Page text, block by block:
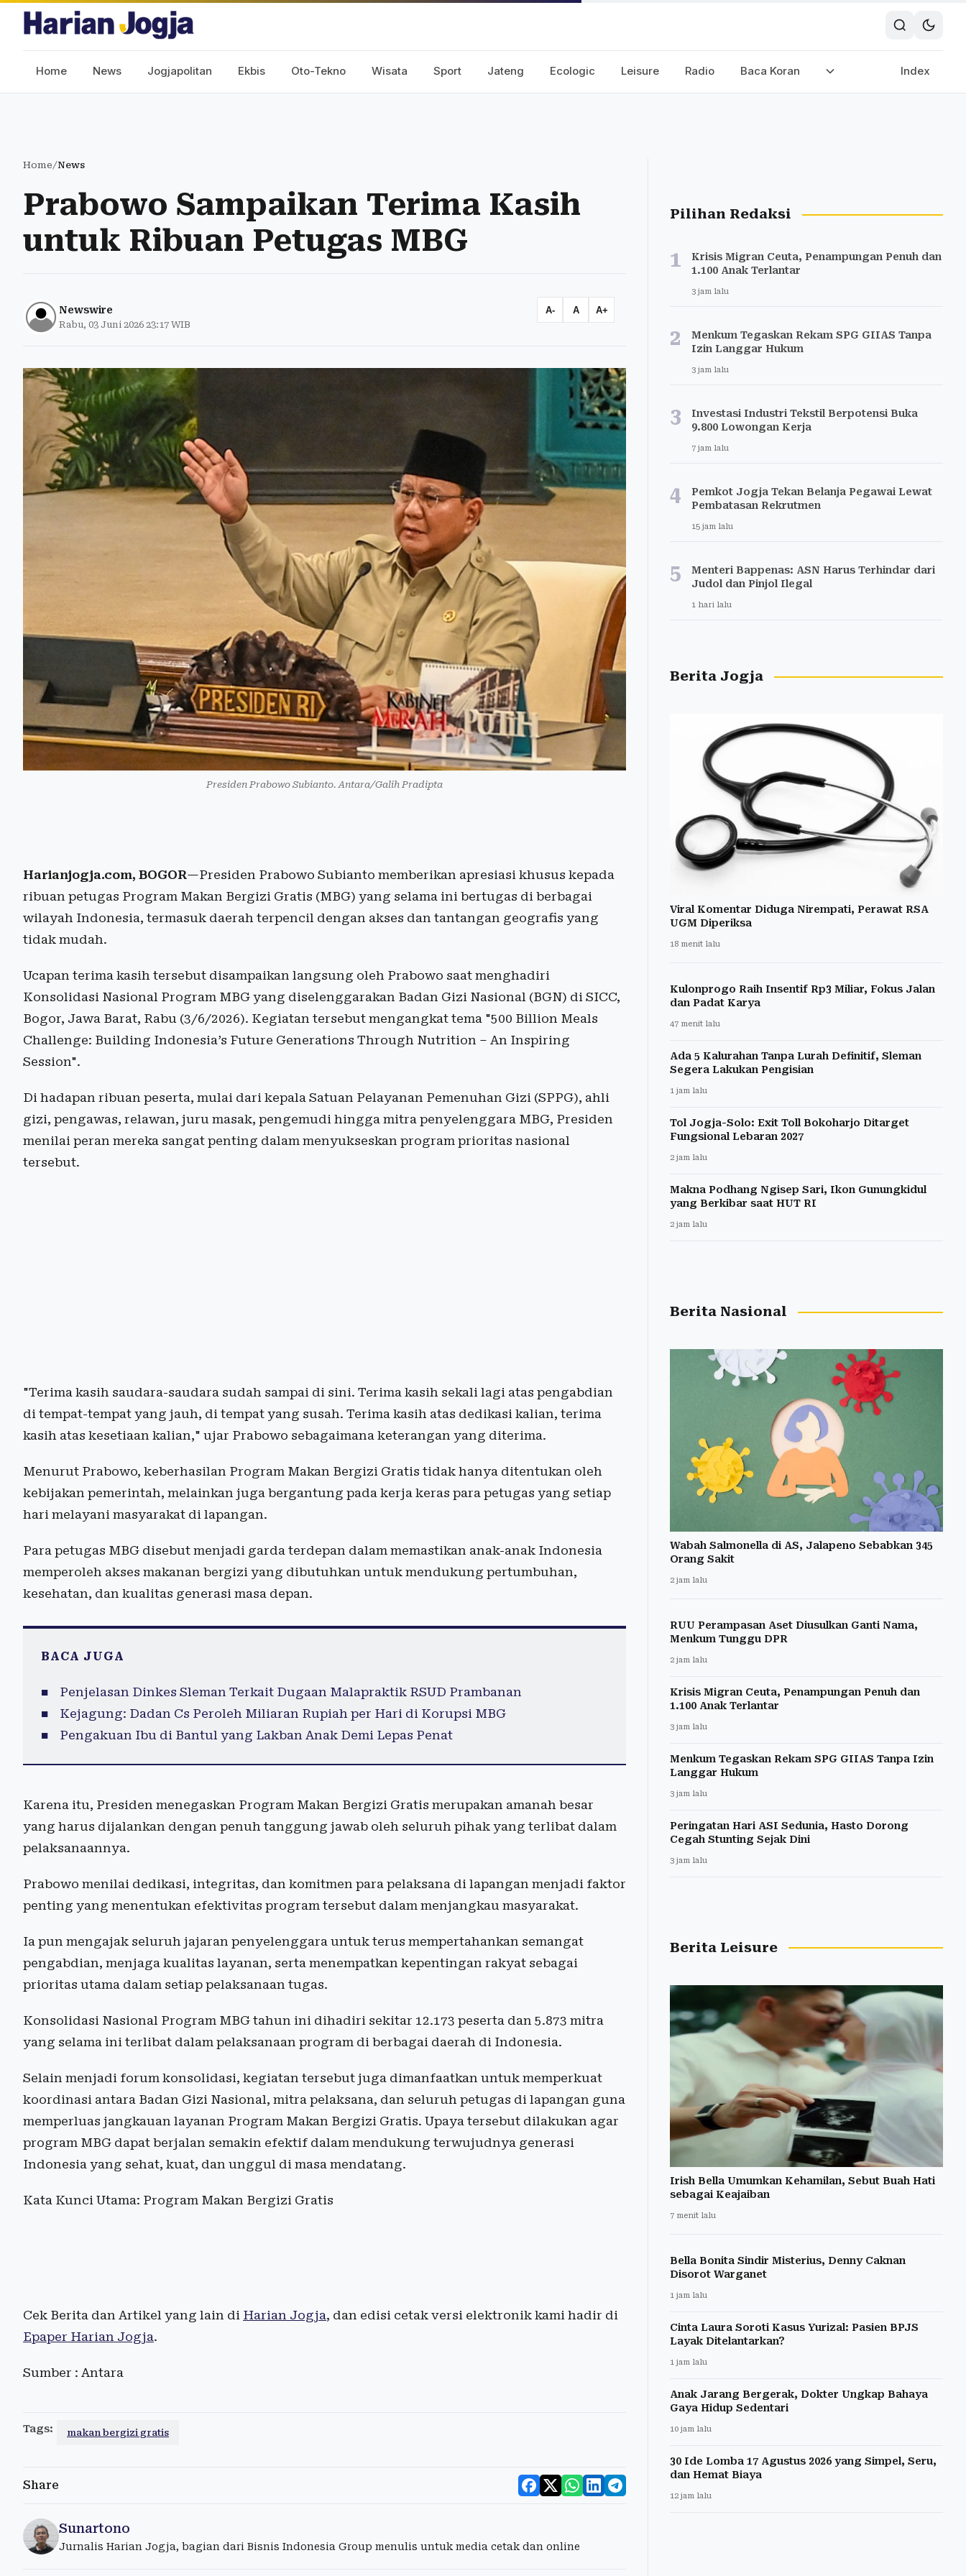
Home News Jogjapolitan Ekbis Oto-Tekno Wisata Sport Jateng Ecologic Leisure Radio Baca Koran Index
Home/News
Prabowo Sampaikan Terima Kasih
untuk Ribuan Petugas MBG
Newswire
Rabu, 03 Juni 2026 23:17 WIB
A- A A+
Presiden Prabowo Subianto. Antara/Galih Pradipta
Harianjogja.com, BOGOR—Presiden Prabowo Subianto memberikan apresiasi khusus kepada
ribuan petugas Program Makan Bergizi Gratis (MBG) yang selama ini bertugas di berbagai
wilayah Indonesia, termasuk daerah terpencil dengan akses dan tantangan geografis yang
tidak mudah.
Ucapan terima kasih tersebut disampaikan langsung oleh Prabowo saat menghadiri
Konsolidasi Nasional Program MBG yang diselenggarakan Badan Gizi Nasional (BGN) di SICC,
Bogor, Jawa Barat, Rabu (3/6/2026). Kegiatan tersebut mengangkat tema "500 Billion Meals
Challenge: Building Indonesia’s Future Generations Through Nutrition – An Inspiring
Session".
Di hadapan ribuan peserta, mulai dari kepala Satuan Pelayanan Pemenuhan Gizi (SPPG), ahli
gizi, pengawas, relawan, juru masak, pengemudi hingga mitra penyelenggara MBG, Presiden
menilai peran mereka sangat penting dalam menyukseskan program prioritas nasional
tersebut.
"Terima kasih saudara-saudara sudah sampai di sini. Terima kasih sekali lagi atas pengabdian
di tempat-tempat yang jauh, di tempat yang susah. Terima kasih atas dedikasi kalian, terima
kasih atas kesetiaan kalian," ujar Prabowo sebagaimana keterangan yang diterima.
Menurut Prabowo, keberhasilan Program Makan Bergizi Gratis tidak hanya ditentukan oleh
kebijakan pemerintah, melainkan juga bergantung pada kerja keras para petugas yang setiap
hari melayani masyarakat di lapangan.
Para petugas MBG disebut menjadi garda terdepan dalam memastikan anak-anak Indonesia
memperoleh akses makanan bergizi yang dibutuhkan untuk mendukung pertumbuhan,
kesehatan, dan kualitas generasi masa depan.
BACA JUGA
Penjelasan Dinkes Sleman Terkait Dugaan Malapraktik RSUD Prambanan
Kejagung: Dadan Cs Peroleh Miliaran Rupiah per Hari di Korupsi MBG
Pengakuan Ibu di Bantul yang Lakban Anak Demi Lepas Penat
Karena itu, Presiden menegaskan Program Makan Bergizi Gratis merupakan amanah besar
yang harus dijalankan dengan penuh tanggung jawab oleh seluruh pihak yang terlibat dalam
pelaksanaannya.
Prabowo menilai dedikasi, integritas, dan komitmen para pelaksana di lapangan menjadi faktor
penting yang menentukan efektivitas program tersebut dalam menjangkau masyarakat.
Ia pun mengajak seluruh jajaran penyelenggara untuk terus mempertahankan semangat
pengabdian, menjaga kualitas layanan, serta menempatkan kepentingan rakyat sebagai
prioritas utama dalam setiap pelaksanaan tugas.
Konsolidasi Nasional Program MBG tahun ini dihadiri sekitar 12.173 peserta dan 5.873 mitra
yang selama ini terlibat dalam pelaksanaan program di berbagai daerah di Indonesia.
Selain menjadi forum konsolidasi, kegiatan tersebut juga dimanfaatkan untuk memperkuat
koordinasi antara Badan Gizi Nasional, mitra pelaksana, dan seluruh petugas di lapangan guna
memperluas jangkauan layanan Program Makan Bergizi Gratis. Upaya tersebut dilakukan agar
program MBG dapat berjalan semakin efektif dalam mendukung terwujudnya generasi
Indonesia yang sehat, kuat, dan unggul di masa mendatang.
Kata Kunci Utama: Program Makan Bergizi Gratis
Cek Berita dan Artikel yang lain di Harian Jogja, dan edisi cetak versi elektronik kami hadir di
Epaper Harian Jogja.
Sumber : Antara
Tags: makan bergizi gratis
Share
Sunartono
Jurnalis Harian Jogja, bagian dari Bisnis Indonesia Group menulis untuk media cetak dan online
Pilihan Redaksi
1
Krisis Migran Ceuta, Penampungan Penuh dan
1.100 Anak Terlantar
3 jam lalu
2
Menkum Tegaskan Rekam SPG GIIAS Tanpa
Izin Langgar Hukum
3 jam lalu
3
Investasi Industri Tekstil Berpotensi Buka
9.800 Lowongan Kerja
7 jam lalu
4
Pemkot Jogja Tekan Belanja Pegawai Lewat
Pembatasan Rekrutmen
15 jam lalu
5
Menteri Bappenas: ASN Harus Terhindar dari
Judol dan Pinjol Ilegal
1 hari lalu
Berita Jogja
Viral Komentar Diduga Nirempati, Perawat RSA
UGM Diperiksa
18 menit lalu
Kulonprogo Raih Insentif Rp3 Miliar, Fokus Jalan
dan Padat Karya
47 menit lalu
Ada 5 Kalurahan Tanpa Lurah Definitif, Sleman
Segera Lakukan Pengisian
1 jam lalu
Tol Jogja-Solo: Exit Toll Bokoharjo Ditarget
Fungsional Lebaran 2027
2 jam lalu
Makna Podhang Ngisep Sari, Ikon Gunungkidul
yang Berkibar saat HUT RI
2 jam lalu
Berita Nasional
Wabah Salmonella di AS, Jalapeno Sebabkan 345
Orang Sakit
2 jam lalu
RUU Perampasan Aset Diusulkan Ganti Nama,
Menkum Tunggu DPR
2 jam lalu
Krisis Migran Ceuta, Penampungan Penuh dan
1.100 Anak Terlantar
3 jam lalu
Menkum Tegaskan Rekam SPG GIIAS Tanpa Izin
Langgar Hukum
3 jam lalu
Peringatan Hari ASI Sedunia, Hasto Dorong
Cegah Stunting Sejak Dini
3 jam lalu
Berita Leisure
Irish Bella Umumkan Kehamilan, Sebut Buah Hati
sebagai Keajaiban
7 menit lalu
Bella Bonita Sindir Misterius, Denny Caknan
Disorot Warganet
1 jam lalu
Cinta Laura Soroti Kasus Yurizal: Pasien BPJS
Layak Ditelantarkan?
1 jam lalu
Anak Jarang Bergerak, Dokter Ungkap Bahaya
Gaya Hidup Sedentari
10 jam lalu
30 Ide Lomba 17 Agustus 2026 yang Simpel, Seru,
dan Hemat Biaya
12 jam lalu